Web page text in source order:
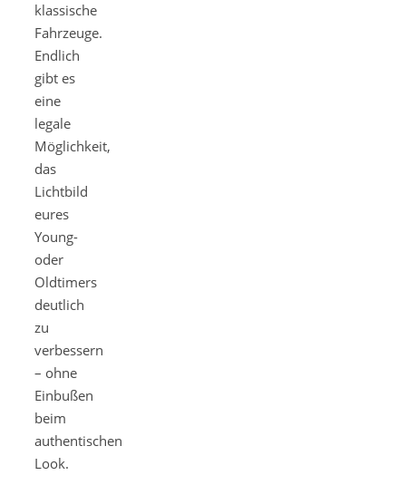
klassische
Fahrzeuge.
Endlich
gibt es
eine
legale
Möglichkeit,
das
Lichtbild
eures
Young-
oder
Oldtimers
deutlich
zu
verbessern
– ohne
Einbußen
beim
authentischen
Look.